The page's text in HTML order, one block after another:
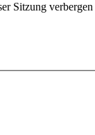
Sitzung verbergen